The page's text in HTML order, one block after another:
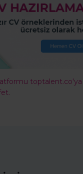
toptalent.co'ya